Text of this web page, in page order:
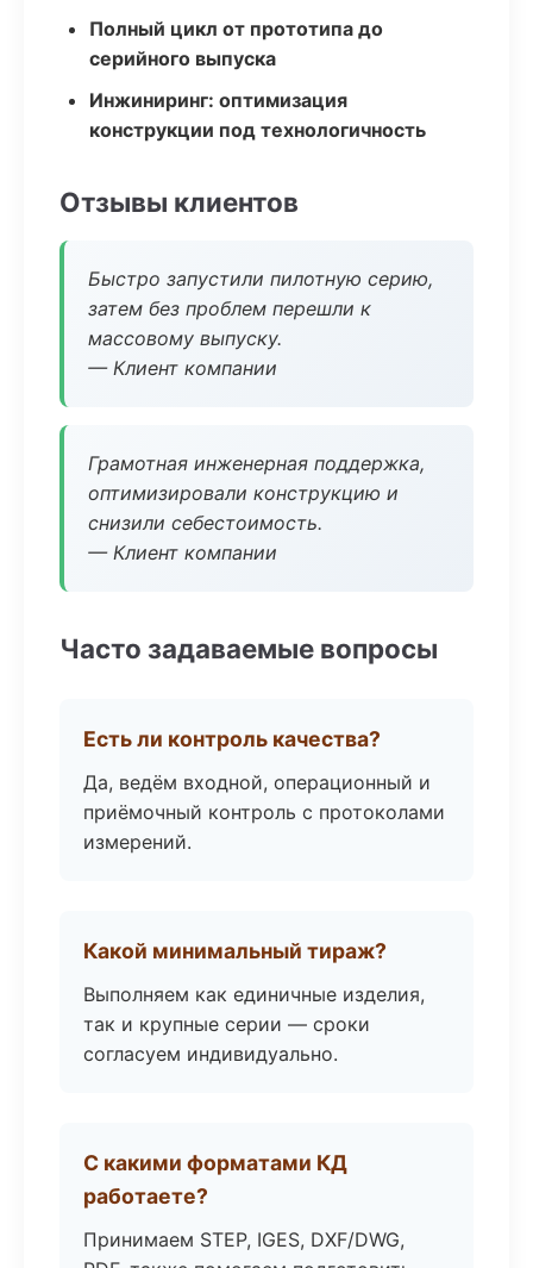
Полный цикл от прототипа до
серийного выпуска
Инжиниринг: оптимизация
конструкции под технологичность
Отзывы клиентов
Быстро запустили пилотную серию,
затем без проблем перешли к
массовому выпуску.
— Клиент компании
Грамотная инженерная поддержка,
оптимизировали конструкцию и
снизили себестоимость.
— Клиент компании
Часто задаваемые вопросы
Есть ли контроль качества?
Да, ведём входной, операционный и
приёмочный контроль с протоколами
измерений.
Какой минимальный тираж?
Выполняем как единичные изделия,
так и крупные серии — сроки
согласуем индивидуально.
С какими форматами КД
работаете?
Принимаем STEP, IGES, DXF/DWG,